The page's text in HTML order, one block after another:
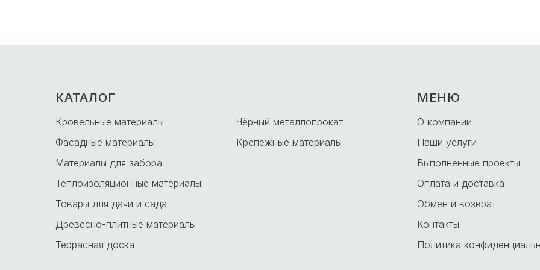
КАТАЛОГ
Кровельные материалы
Фасадные материалы
Материалы для забора
Теплоизоляционные материалы
Товары для дачи и сада
Древесно-плитные материалы
Террасная доска
Чёрный металлопрокат
Крепёжные материалы
МЕНЮ
О компании
Наши услуги
Выполненные проекты
Оплата и доставка
Обмен и возврат
Контакты
Политика